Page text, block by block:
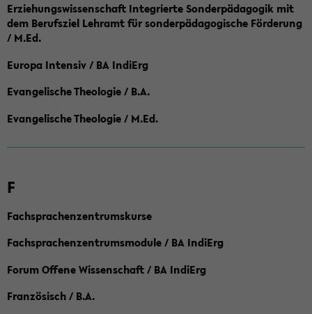
Erziehungswissenschaft Integrierte Sonderpädagogik mit
dem Berufsziel Lehramt für sonderpädagogische Förderung
/ M.Ed.
Europa Intensiv / BA IndiErg
Evangelische Theologie / B.A.
Evangelische Theologie / M.Ed.
F
Fachsprachenzentrumskurse
Fachsprachenzentrumsmodule / BA IndiErg
Forum Offene Wissenschaft / BA IndiErg
Französisch / B.A.